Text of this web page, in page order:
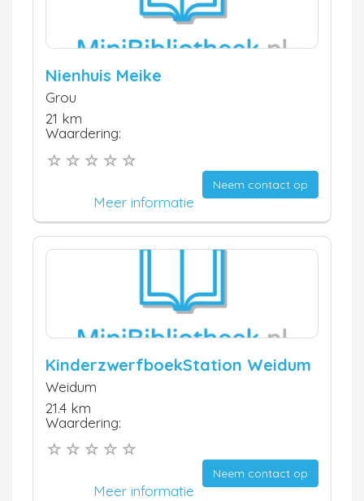
Nienhuis Meike
Grou
21 km
Waardering:
Neem contact op
Meer informatie
KinderzwerfboekStation Weidum
Weidum
21.4 km
Waardering:
Neem contact op
Meer informatie